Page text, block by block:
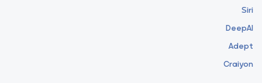
Siri
DeepAI
Adept
Craiyon